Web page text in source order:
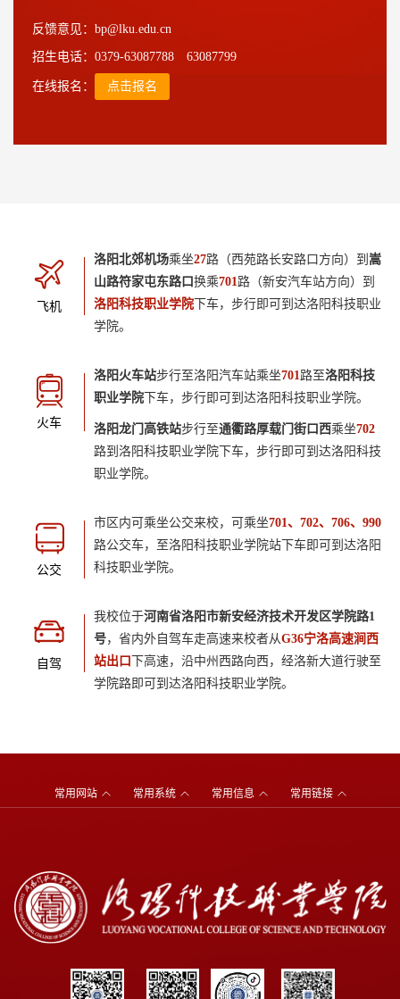
反馈意见：bp@lku.edu.cn
招生电话：0379-63087788 63087799
在线报名： 点击报名
飞机
洛阳北郊机场乘坐27路（西苑路长安路口方向）到 嵩
山路符家屯东路口换乘701 路（新安汽车站方向）到
洛阳科技职业学院下车，步行即可到达洛阳科技职业
学院。
火车
洛阳火车站步行至洛阳汽车站乘坐701 路至洛阳科技
职业学院下车，步行即可到达洛阳科技职业学院。
洛阳龙门高铁站步行至通衢路厚载门街口西乘坐702
路到洛阳科技职业学院下车，步行即可到达洛阳科技
职业学院。
公交
市区内可乘坐公交来校，可乘坐701、702、706、990
路公交车，至洛阳科技职业学院站下车即可到达洛阳
科技职业学院。
自驾
我校位于河南省洛阳市新安经济技术开发区学院路1
号，省内外自驾车走高速来校者从G36宁洛高速涧西
站出口下高速，沿中州西路向西，经洛新大道行驶至
学院路即可到达洛阳科技职业学院。
常用网站 常用系统 常用信息 常用链接